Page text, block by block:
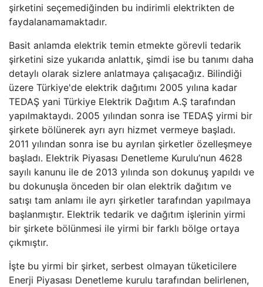
şirketini seçemediğinden bu indirimli elektrikten de
faydalanamamaktadır.
Basit anlamda elektrik temin etmekte görevli tedarik
şirketini size yukarıda anlattık, şimdi ise bu tanımı daha
detaylı olarak sizlere anlatmaya çalışacağız. Bilindiği
üzere Türkiye'de elektrik dağıtımı 2005 yılına kadar
TEDAŞ yani Türkiye Elektrik Dağıtım A.Ş tarafından
yapılmaktaydı. 2005 yılından sonra ise TEDAŞ yirmi bir
şirkete bölünerek ayrı ayrı hizmet vermeye başladı.
2011 yılından sonra ise bu ayrılan şirketler özelleşmeye
başladı. Elektrik Piyasası Denetleme Kurulu’nun 4628
sayılı kanunu ile de 2013 yılında son dokunuş yapıldı ve
bu dokunuşla önceden bir olan elektrik dağıtım ve
satışı tam anlamı ile ayrı şirketler tarafından yapılmaya
başlanmıştır. Elektrik tedarik ve dağıtım işlerinin yirmi
bir şirkete bölünmesi ile yirmi bir farklı bölge ortaya
çıkmıştır.
İşte bu yirmi bir şirket, serbest olmayan tüketicilere
Enerji Piyasası Denetleme kurulu tarafından belirlenen,